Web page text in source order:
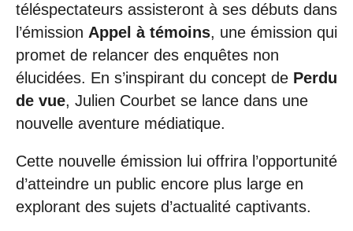
téléspectateurs assisteront à ses débuts dans
l’émission Appel à témoins, une émission qui
promet de relancer des enquêtes non
élucidées. En s’inspirant du concept de Perdu
de vue, Julien Courbet se lance dans une
nouvelle aventure médiatique.
Cette nouvelle émission lui offrira l’opportunité
d’atteindre un public encore plus large en
explorant des sujets d’actualité captivants.